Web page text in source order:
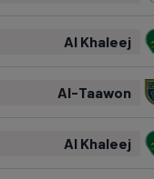
Al Khaleej
Al-Taawon
Al Khaleej